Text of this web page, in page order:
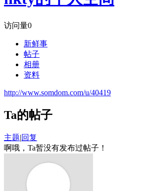
访问量0
新鲜事
帖子
相册
资料
http://www.somdom.com/u/40419
Ta的帖子
主题|回复
啊哦，Ta暂没有发布过帖子！